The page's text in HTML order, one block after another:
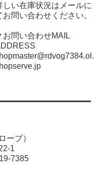
しい在庫状況はメールに
お問い合わせください。
問い合わせMAIL
ーブ）
1
7385